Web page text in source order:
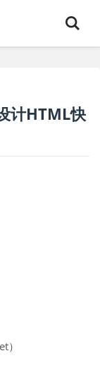
计HTML快
）